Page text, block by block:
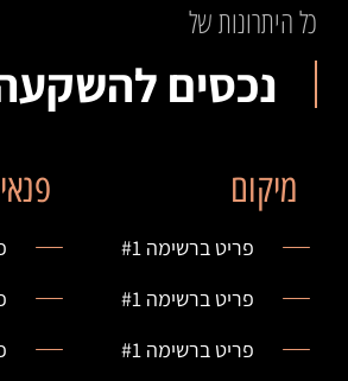
כל היתרונות של
נכסים
מיקום
פריט ברשימה #1
פריט ברשימה #1
פריט ברשימה #1
פנאי